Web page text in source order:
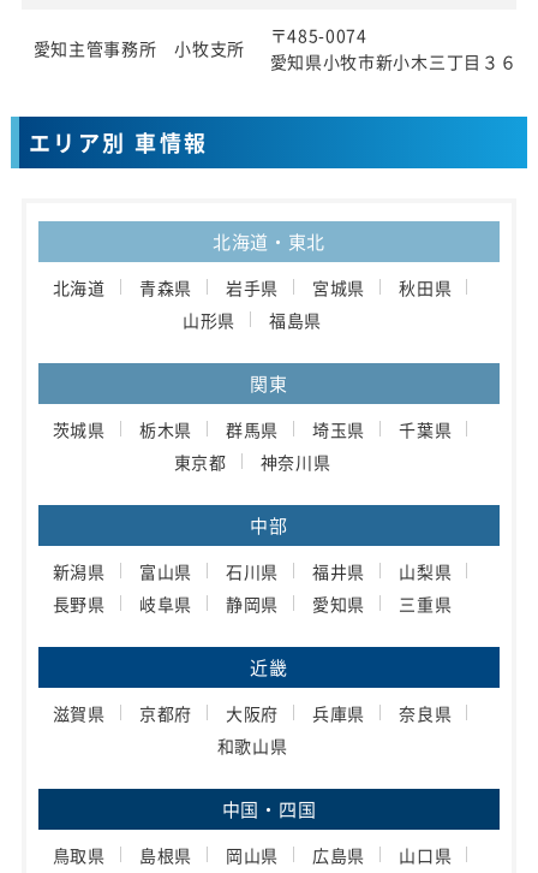
愛知主管事務所 小牧支所
〒485-0074
愛知県小牧市新小木三丁目３６
エリア別 車情報
北海道・東北
北海道 青森県 岩手県 宮城県
秋田県
山形県
福島県
関東
茨城県 栃木県 群馬県 埼玉県
千葉県
東京都
神奈川県
中部
新潟県 富山県 石川県 福井県
山梨県
長野県
岐阜県 静岡県 愛知県 三重県
近畿
滋賀県 京都府 大阪府 兵庫県
奈良県
和歌山県
中国・四国
鳥取県 島根県 岡山県 広島県
山口県